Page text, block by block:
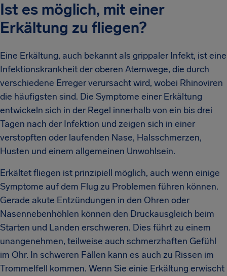
Ist es möglich, mit einer
Erkältung zu fliegen?
Eine Erkältung, auch bekannt als grippaler Infekt, ist eine
Infektionskrankheit der oberen Atemwege, die durch
verschiedene Erreger verursacht wird, wobei Rhinoviren
die häufigsten sind. Die Symptome einer Erkältung
entwickeln sich in der Regel innerhalb von ein bis drei
Tagen nach der Infektion und zeigen sich in einer
verstopften oder laufenden Nase, Halsschmerzen,
Husten und einem allgemeinen Unwohlsein.
Erkältet fliegen ist prinzipiell möglich, auch wenn einige
Symptome auf dem Flug zu Problemen führen können.
Gerade akute Entzündungen in den Ohren oder
Nasennebenhöhlen können den Druckausgleich beim
Starten und Landen erschweren. Dies führt zu einem
unangenehmen, teilweise auch schmerzhaften Gefühl
im Ohr. In schweren Fällen kann es auch zu Rissen im
Trommelfell kommen. Wenn Sie einie Erkältung erwischt